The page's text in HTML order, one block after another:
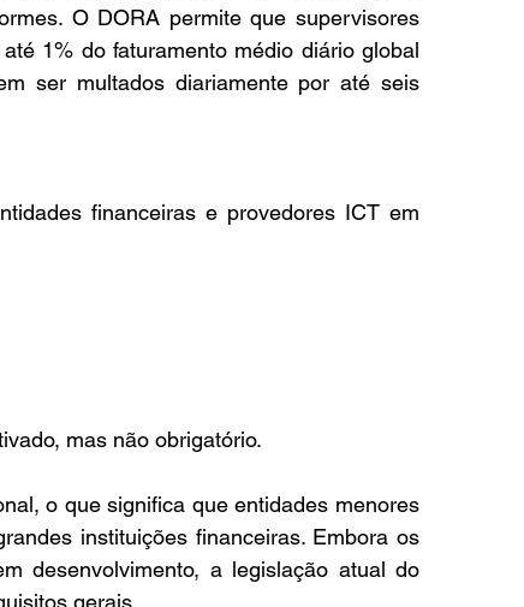
O DORA permite que supervisores
1% do faturamento médio diário global
ser multados diariamente por até seis
financeiras e provedores ICT em
mas não obrigatório.
o que significa que entidades menores
instituições financeiras. Embora os
desenvolvimento, a legislação atual do
gerais.